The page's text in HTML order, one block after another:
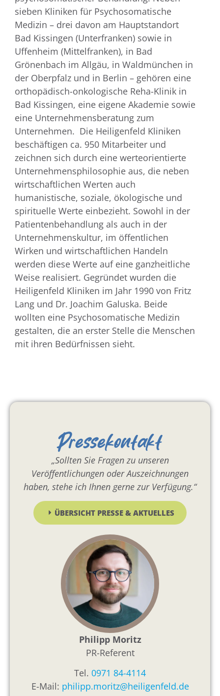
sieben Kliniken für Psychosomatische
Medizin – drei davon am Hauptstandort
Bad Kissingen (Unterfranken) sowie in
Uffenheim (Mittelfranken), in Bad
Grönenbach im Allgäu, in Waldmünchen in
der Oberpfalz und in Berlin – gehören eine
orthopädisch-onkologische Reha-Klinik in
Bad Kissingen, eine eigene Akademie sowie
eine Unternehmensberatung zum
Unternehmen. Die Heiligenfeld Kliniken
beschäftigen ca. 950 Mitarbeiter und
zeichnen sich durch eine werteorientierte
Unternehmensphilosophie aus, die neben
wirtschaftlichen Werten auch
humanistische, soziale, ökologische und
spirituelle Werte einbezieht. Sowohl in der
Patientenbehandlung als auch in der
Unternehmenskultur, im öffentlichen
Wirken und wirtschaftlichen Handeln
werden diese Werte auf eine ganzheitliche
Weise realisiert. Gegründet wurden die
Heiligenfeld Kliniken im Jahr 1990 von Fritz
Lang und Dr. Joachim Galuska. Beide
wollten eine Psychosomatische Medizin
gestalten, die an erster Stelle die Menschen
mit ihren Bedürfnissen sieht.
Pressekontakt
„Sollten Sie Fragen zu unseren
Veröffentlichungen oder Auszeichnungen
haben, stehe ich Ihnen gerne zur Verfügung.“
ÜBERSICHT PRESSE & AKTUELLES
Philipp Moritz
PR-Referent
Tel. 0971 84-4114
E-Mail: philipp.moritz@heiligenfeld.de